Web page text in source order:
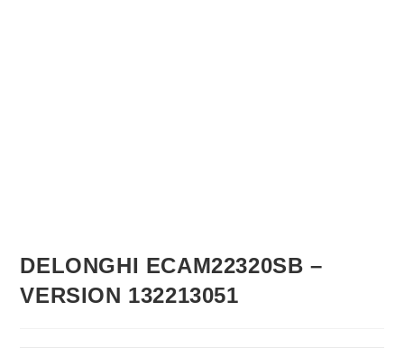
DELONGHI ECAM22320SB –
VERSION 132213051